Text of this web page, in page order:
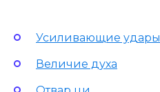
Усиливающие удары
Величие духа